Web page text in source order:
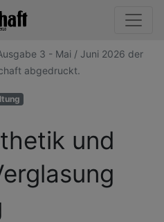
3 - Mai / Juni 2026 der
abgedruckt.
und